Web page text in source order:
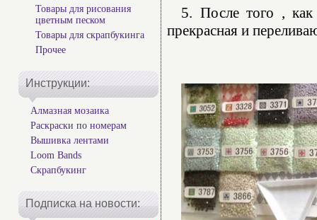
Товары для рисования
цветным песком
Товары для скрапбукинга
Прочее
Инструкции:
Алмазная мозаика
Раскраски по номерам
Вышивка лентами
Loom Bands
Скрапбукинг
Подписка на новости:
5. После того , как
прекрасная и